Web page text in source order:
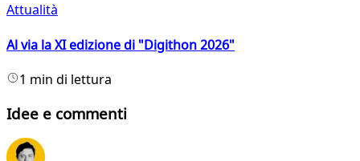
Attualità
Al via la XI edizione di "Digithon 2026"
1 min di lettura
Idee e commenti